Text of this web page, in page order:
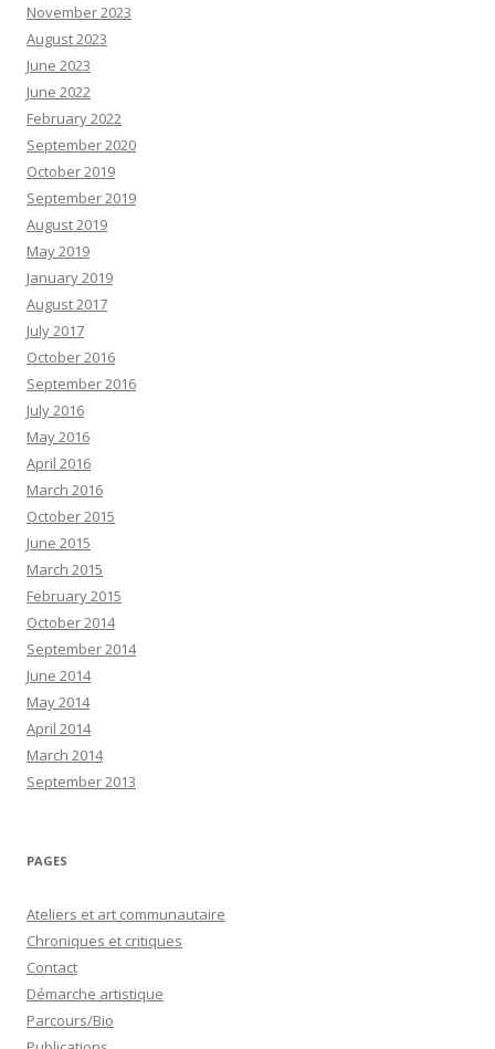
November 2023
August 2023
June 2023
June 2022
February 2022
September 2020
October 2019
September 2019
August 2019
May 2019
January 2019
August 2017
July 2017
October 2016
September 2016
July 2016
May 2016
April 2016
March 2016
October 2015
June 2015
March 2015
February 2015
October 2014
September 2014
June 2014
May 2014
April 2014
March 2014
September 2013
PAGES
Ateliers et art communautaire
Chroniques et critiques
Contact
Démarche artistique
Parcours/Bio